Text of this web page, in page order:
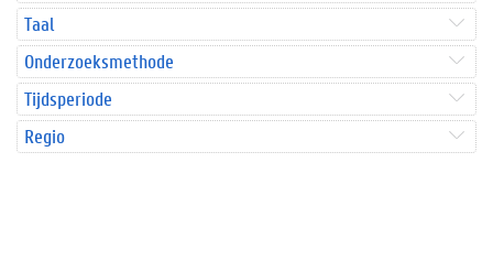
Taal
Onderzoeksmethode
Tijdsperiode
Regio